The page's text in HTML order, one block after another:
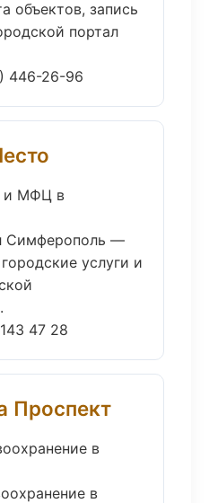
объектов, запись
портал
446-26-96
и МФЦ в
Симферополь —
услуги и
47 28
Проспект
в
в